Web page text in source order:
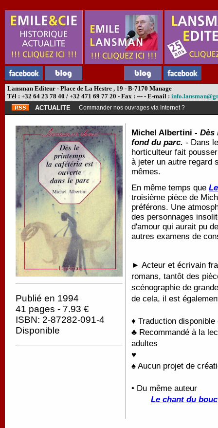
Lansman Editeur - Place de La Hestre , 19 - B-7170 Manage
Tél : +32 64 23 78 40 / +32 471 69 77 20 - Fax : --- - E-mail :
ACTUALITE
Commander nos ouvrages via Internet ?
Publié en 1994
41 pages - 7.93 €
ISBN: 2-87282-091-4
Disponible
Michel Albertini - Dès
fond du parc. - Dans
horticulteur fait
à jeter un autre regard
mêmes.
En même temps que
troisième pièce de
préférons. Une
des personnages
d'amour qui aurait pu
autres examens de
► Acteur et écrivain
romans, tantôt des
scénographie de
de cela, il est
♦ Traduction
♣ Recommandé à la
adultes
♥
♠ Aucun projet de
• Du même auteur
Le chant du bouc